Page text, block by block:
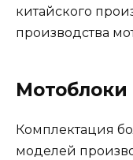
китайского
производства
Мотоблоки
Комплектация
моделей